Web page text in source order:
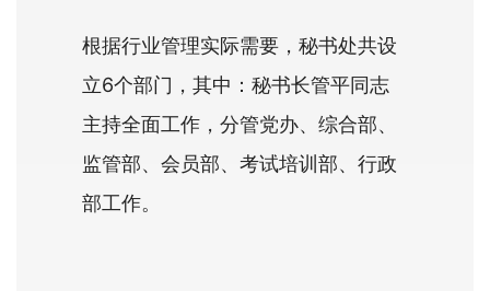
根据行业管理实际需要，秘书处共设
立6个部门，其中：秘书长管平同志
主持全面工作，分管党办、综合部、
监管部、会员部、考试培训部、行政
部工作。